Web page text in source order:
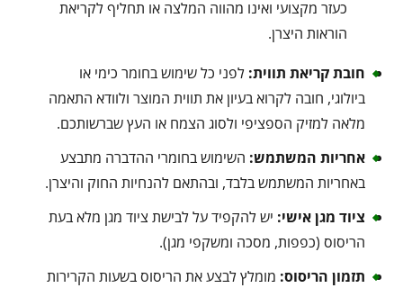
כעזר מקצועי ואינו מהווה המלצה או תחליף לקריאת
הוראות היצרן.
חובת קריאת תווית: לפני כל שימוש בחומר כימי או
ביולוגי, חובה לקרוא בעיון את תווית המוצר ולוודא התאמה
מלאה למזיק הספציפי ולסוג הצמח או העץ שברשותכם.
אחריות המשתמש: השימוש בחומרי ההדברה מתבצע
באחריות המשתמש בלבד, ובהתאם להנחיות החוק והיצרן.
ציוד מגן אישי: יש להקפיד על לבישת ציוד מגן מלא בעת
הריסוס (כפפות, מסכה ומשקפי מגן).
תזמון הריסוס: מומלץ לבצע את הריסוס בשעות הקרירות